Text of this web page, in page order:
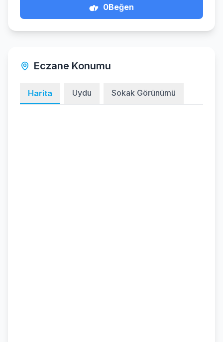
0Beğen
Eczane Konumu
Harita Uydu Sokak Görünümü